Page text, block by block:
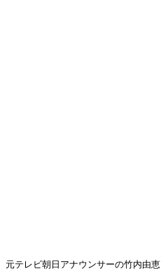
元テレビ朝日アナウンサーの竹内由